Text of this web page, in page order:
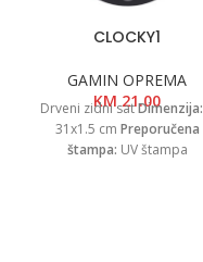
CLOCKY1
GAMIN OPREMA
KM 21.00
Drveni zidni satDimenzija:
31x1.5 cm Preporučena
štampa: UV štampa